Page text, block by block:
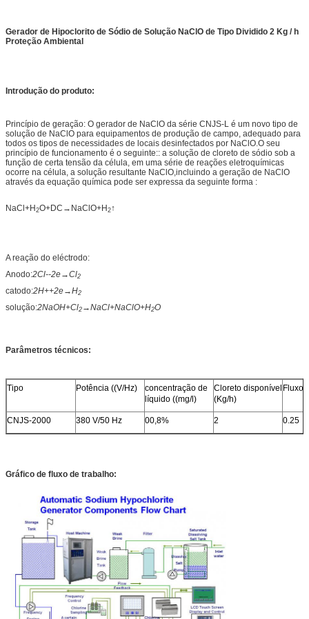
Gerador de Hipoclorito de Sódio de Solução NaClO de Tipo Dividido 2 Kg / h
Proteção Ambiental
Introdução do produto:
Princípio de geração: O gerador de NaClO da série CNJS-L é um novo tipo de
solução de NaClO para equipamentos de produção de campo, adequado para
todos os tipos de necessidades de locais desinfectados por NaClO.O seu
princípio de funcionamento é o seguinte:: a solução de cloreto de sódio sob a
função de certa tensão da célula, em uma série de reações eletroquímicas
ocorre na célula, a solução resultante NaClO,incluindo a geração de NaClO
através da equação química pode ser expressa da seguinte forma :
NaCl+H2O+DC→NaClO+H2↑
A reação do eléctrodo:
Anodo:2Cl--2e→Cl2
catodo:2H++2e→H2
solução:2NaOH+Cl2 →NaCl+NaClO+H2O
Parâmetros técnicos:
Tipo Potência ((V/Hz)
concentração de
líquido ((mg/l)
Cloreto disponível
(Kg/h)
Fluxo
CNJS-2000 380 V/50 Hz 00,8% 2 0.25
Gráfico de fluxo de trabalho: